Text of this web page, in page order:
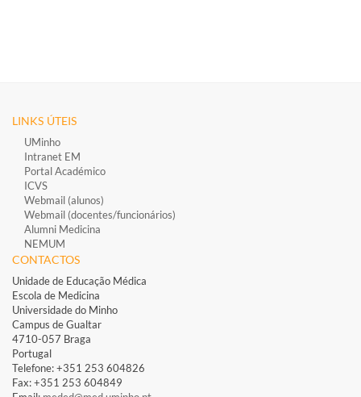
LINKS ÚTEIS
UMinho
Intranet EM
Portal Académico
ICVS
Webmail (alunos)
Webmail (docentes/funcionários)
Alumni Medicina
NEMUM
CONTACTOS
Unidade de Educação Médica
Escola de Medicina
Universidade do Minho
Campus de Gualtar
4710-057 Braga
Portugal
Telefone: +351 253 604826​
Fax: +351 253 604849